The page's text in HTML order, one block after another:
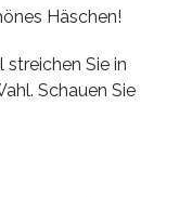
Häschen!
streichen Sie in
Schauen Sie